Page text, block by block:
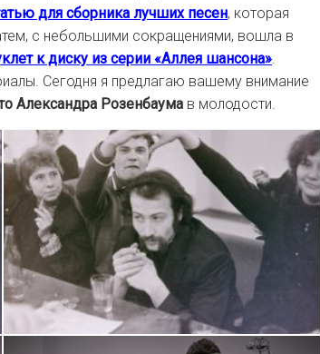
для сборника лучших песен, которая
с небольшими сокращениями, вошла в
к диску из серии «Аллея шансона»
Сегодня я предлагаю вашему внимание
Александра Розенбаума в молодости.